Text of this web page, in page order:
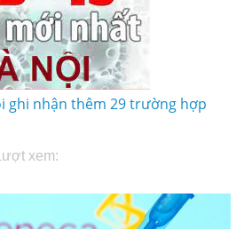
ghi nhận thêm 29 trường hợp
xem: